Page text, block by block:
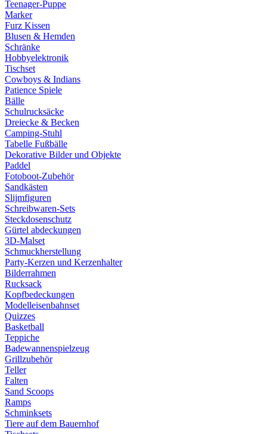
Teenager-Puppe
Marker
Furz Kissen
Blusen & Hemden
Schränke
Hobbyelektronik
Tischset
Cowboys & Indians
Patience Spiele
Bälle
Schulrucksäcke
Dreiecke & Becken
Camping-Stuhl
Tabelle Fußbälle
Dekorative Bilder und Objekte
Paddel
Fotoboot-Zubehör
Sandkästen
Slijmfiguren
Schreibwaren-Sets
Steckdosenschutz
Gürtel abdeckungen
3D-Malset
Schmuckherstellung
Party-Kerzen und Kerzenhalter
Bilderrahmen
Rucksack
Kopfbedeckungen
Modelleisenbahnset
Quizzes
Basketball
Teppiche
Badewannenspielzeug
Grillzubehör
Teller
Falten
Sand Scoops
Ramps
Schminksets
Tiere auf dem Bauernhof